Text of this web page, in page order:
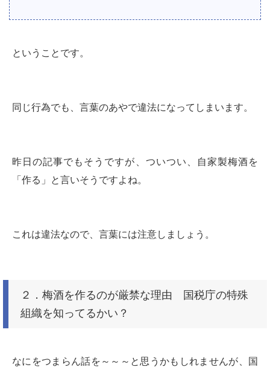
ということです。
同じ行為でも、言葉のあやで違法になってしまいます。
昨日の記事でもそうですが、ついつい、自家製梅酒を
「作る」と言いそうですよね。
これは違法なので、言葉には注意しましょう。
２．梅酒を作るのが厳禁な理由 国税庁の特殊
組織を知ってるかい？
なにをつまらん話を～～～と思うかもしれませんが、国